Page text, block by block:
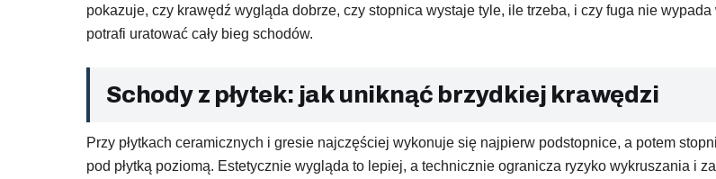
pokazuje, czy krawędź wygląda dobrze, czy stopnica wystaje tyle, ile trzeba, i czy fuga nie
potrafi uratować cały bieg schodów.
Schody z płytek: jak uniknąć brzydkiej krawędzi
Przy płytkach ceramicznych i gresie najczęściej wykonuje się najpierw podstopnice, a potem
pod płytką poziomą. Estetycznie wygląda to lepiej, a technicznie ogranicza ryzyko wykruszania i